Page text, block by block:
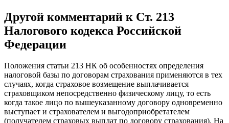
Другой комментарий к Ст. 213
Налогового кодекса Российской
Федерации
Положения статьи 213 НК об особенностях определения
налоговой базы по договорам страхования применяются в тех
случаях, когда страховое возмещение выплачивается
страховщиком непосредственно физическому лицу, то есть
когда такое лицо по вышеуказанному договору одновременно
выступает и страхователем и выгодоприобретателем
(получателем страховых выплат по договору страхования). На